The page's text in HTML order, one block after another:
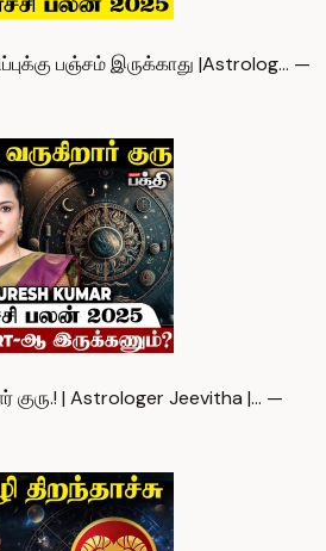
பஞ்சம் இருக்காது |Astrolog… —
| Astrologer Jeevitha |… —